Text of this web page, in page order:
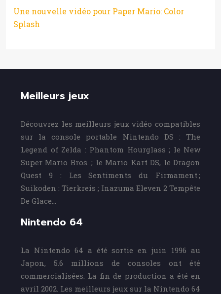
Une nouvelle vidéo pour Paper Mario: Color
Splash
Meilleurs jeux
Découvrez les meilleurs jeux vidéo compatibles
sur la console portable Nintendo DS : The
Legend of Zelda : Phantom Hourglass ; le New
Super Mario Bros. ; le Mario Kart DS, le Dragon
Quest 9 : Les Sentiments du Firmament ;
Suikoden : Tierkreis ; Inazuma Eleven 2 Tempête
De Glace…
Nintendo 64
La Nintendo 64 a été sortie en juin 1996 au
Japon, 5.6 millions de consoles ont été
commercialisées. La fin de production a été en
avril 2002. Les meilleurs jeux sur la Nintendo 64